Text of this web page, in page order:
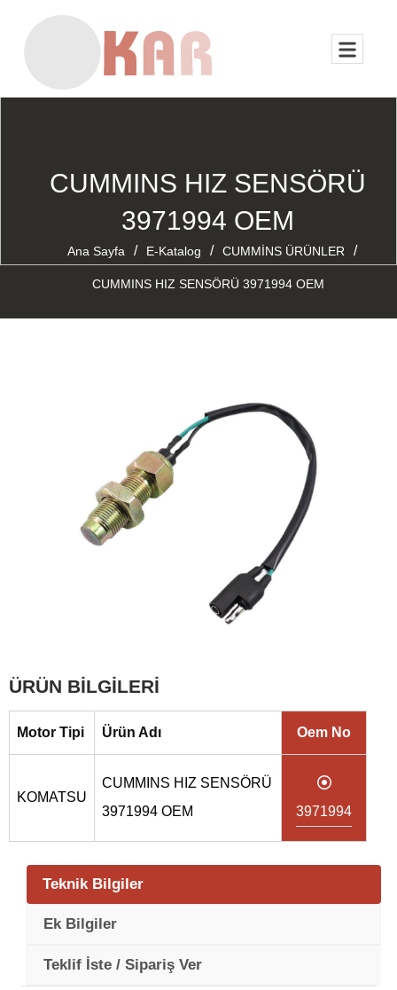
CUMMINS HIZ SENSÖRÜ
3971994 OEM
Ana Sayfa / E-Katalog / CUMMİNS ÜRÜNLER /
CUMMINS HIZ SENSÖRÜ 3971994 OEM
ÜRÜN BİLGİLERİ
Motor Tipi Ürün Adı Oem No
KOMATSU
CUMMINS HIZ SENSÖRÜ
3971994 OEM
3971994
Teknik Bilgiler
Ek Bilgiler
Teklif İste / Sipariş Ver